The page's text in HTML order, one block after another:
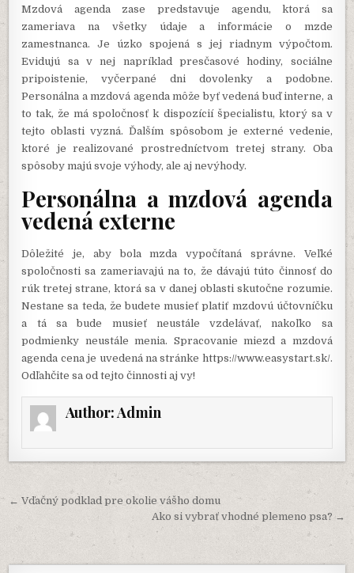
Mzdová agenda zase predstavuje agendu, ktorá sa
zameriava na všetky údaje a informácie o mzde
zamestnanca. Je úzko spojená s jej riadnym výpočtom.
Evidujú sa v nej napríklad presčasové hodiny, sociálne
pripoistenie, vyčerpané dni dovolenky a podobne.
Personálna a mzdová agenda môže byť vedená buď interne, a
to tak, že má spoločnosť k dispozícií špecialistu, ktorý sa v
tejto oblasti vyzná. Ďalším spôsobom je externé vedenie,
ktoré je realizované prostredníctvom tretej strany. Oba
spôsoby majú svoje výhody, ale aj nevýhody.
Personálna a mzdová agenda
vedená externe
Dôležité je, aby bola mzda vypočítaná správne. Veľké
spoločnosti sa zameriavajú na to, že dávajú túto činnosť do
rúk tretej strane, ktorá sa v danej oblasti skutočne rozumie.
Nestane sa teda, že budete musieť platiť mzdovú účtovníčku
a tá sa bude musieť neustále vzdelávať, nakoľko sa
podmienky neustále menia. Spracovanie miezd a mzdová
agenda cena je uvedená na stránke https://www.easystart.sk/.
Odľahčite sa od tejto činnosti aj vy!
Author:Admin
Navigácia
v
článku
← Vďačný podklad pre okolie vášho domu
Ako si vybrať vhodné plemeno psa? →